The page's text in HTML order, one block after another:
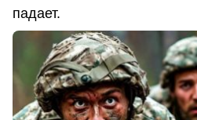
падает.